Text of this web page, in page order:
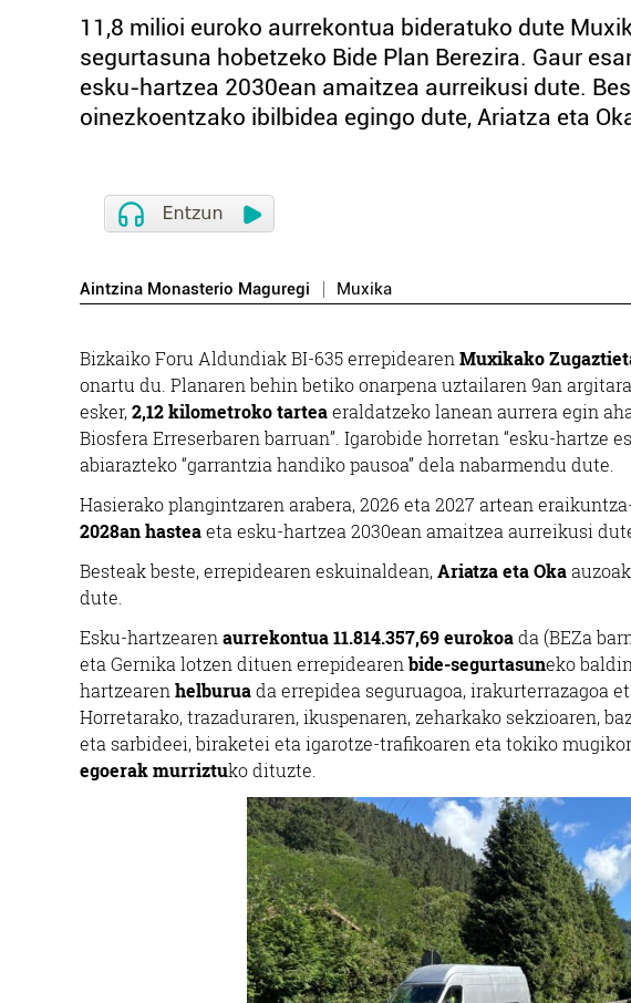
11,8 milioi euroko aurrekontua bideratuko dute
segurtasuna hobetzeko Bide Plan Berezira. Gaur
esku-hartzea 2030ean amaitzea aurreikusi dute.
oinezkoentzako ibilbidea egingo dute, Ariatza eta
Aintzina Monasterio Maguregi Muxika
Bizkaiko Foru Aldundiak BI-635 errepidearen Muxikako
onartu du. Planaren behin betiko onarpena uztailaren 9an
esker,2,12 kilometroko tarteaeraldatzeko lanean aurrera egin
Biosfera Erreserbaren barruan”. Igarobide horretan “esku-hartze
abiarazteko “garrantzia handiko pausoa” dela nabarmendu dute.
Hasierako plangintzaren arabera, 2026 eta 2027 artean
2028an hasteaeta esku-hartzea 2030ean amaitzea aurreikusi
Besteak beste, errepidearen eskuinaldean,Ariatza eta Oka
dute.
Esku-hartzearen aurrekontua 11.814.357,69 eurokoada (BEZa
eta Gernika lotzen dituen errepidearenbide-segurtasuneko
hartzearen helburuada errepidea seguruagoa, irakurterrazagoa
Horretarako, trazaduraren, ikuspenaren, zeharkako sekzioaren,
eta sarbideei, biraketei eta igarotze-trafikoaren eta tokiko
egoerak murriztuko dituzte.